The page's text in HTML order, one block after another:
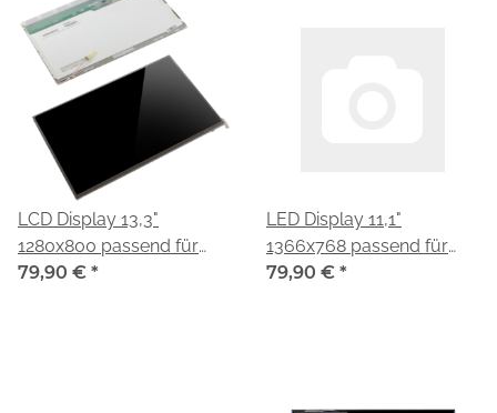
LCD Display 13,3"
1280x800 passend für
Toshiba LTD133EX2A
79,90 € *
LED Display 11,1"
1366x768 passend für
Toshiba LTD111EWAX
79,90 € *